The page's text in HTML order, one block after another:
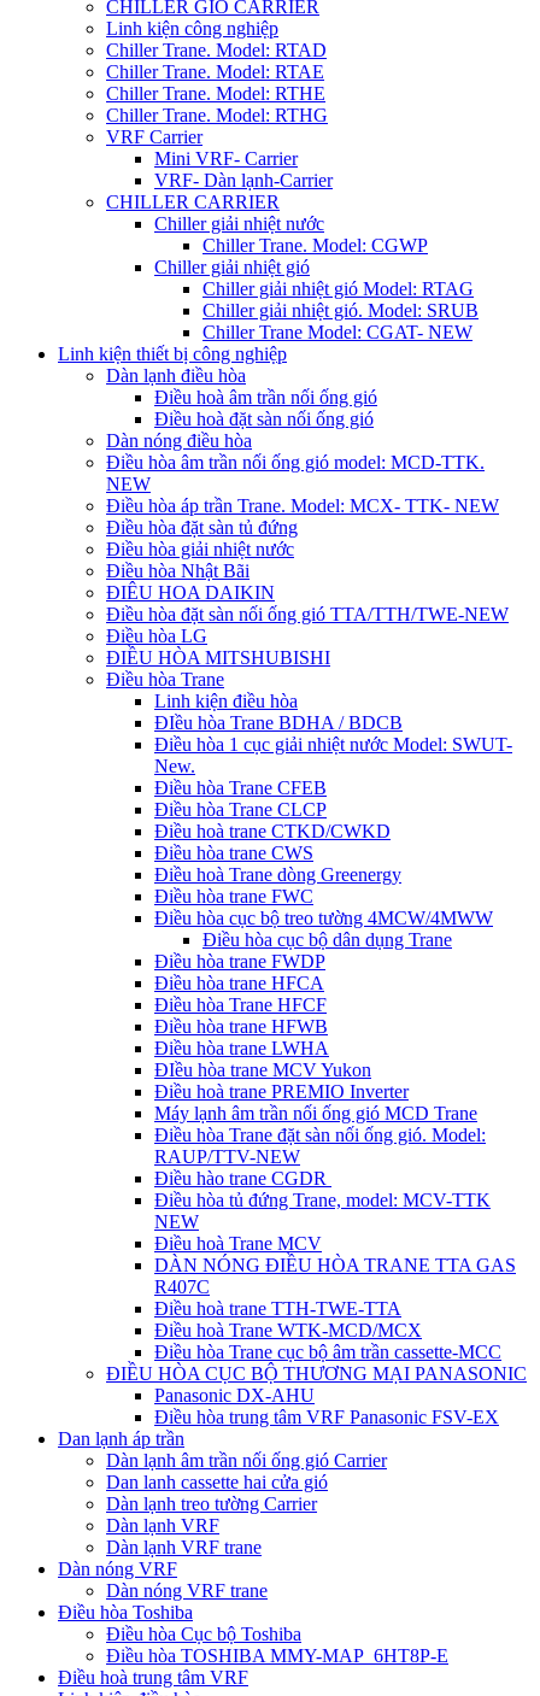
CHILLER GIÓ CARRIER
Linh kiện công nghiệp
Chiller Trane. Model: RTAD
Chiller Trane. Model: RTAE
Chiller Trane. Model: RTHE
Chiller Trane. Model: RTHG
VRF Carrier
Mini VRF- Carrier
VRF- Dàn lạnh-Carrier
CHILLER CARRIER
Chiller giải nhiệt nước
Chiller Trane. Model: CGWP
Chiller giải nhiệt gió
Chiller giải nhiệt gió Model: RTAG
Chiller giải nhiệt gió. Model: SRUB
Chiller Trane Model: CGAT- NEW
Linh kiện thiết bị công nghiệp
Dàn lạnh điều hòa
Điều hoà âm trần nối ống gió
Điều hoà đặt sàn nối ống gió
Dàn nóng điều hòa
Điều hòa âm trần nối ống gió model: MCD-TTK.
NEW
Điều hòa áp trần Trane. Model: MCX- TTK- NEW
Điều hòa đặt sàn tủ đứng
Điều hòa giải nhiệt nước
Điều hòa Nhật Bãi
ĐIÊU HOA DAIKIN
Điều hòa đặt sàn nối ống gió TTA/TTH/TWE-NEW
Điều hòa LG
ĐIỀU HÒA MITSHUBISHI
Điều hòa Trane
Linh kiện điều hòa
ĐIều hòa Trane BDHA / BDCB
Điều hòa 1 cục giải nhiệt nước Model: SWUT-
New.
Điều hòa Trane CFEB
Điều hòa Trane CLCP
Điều hoà trane CTKD/CWKD
Điều hòa trane CWS
Điều hoà Trane dòng Greenergy
Điều hòa trane FWC
Điều hòa cục bộ treo tường 4MCW/4MWW
Điều hòa cục bộ dân dụng Trane
Điều hòa trane FWDP
Điều hòa trane HFCA
Điều hòa Trane HFCF
Điều hòa trane HFWB
Điều hòa trane LWHA
ĐIều hòa trane MCV Yukon
Điều hoà trane PREMIO Inverter
Máy lạnh âm trần nối ống gió MCD Trane
Điều hòa Trane đặt sàn nối ống gió. Model:
RAUP/TTV-NEW
Điều hào trane CGDR
Điều hòa tủ đứng Trane, model: MCV-TTK
NEW
Điều hoà Trane MCV
DÀN NÓNG ĐIỀU HÒA TRANE TTA GAS
R407C
Điều hoà trane TTH-TWE-TTA
Điều hoà Trane WTK-MCD/MCX
Điều hòa Trane cục bộ âm trần cassette-MCC
ĐIỀU HÒA CỤC BỘ THƯƠNG MẠI PANASONIC
Panasonic DX-AHU
Điều hòa trung tâm VRF Panasonic FSV-EX
Dan lạnh áp trần
Dàn lạnh âm trần nối ống gió Carrier
Dan lanh cassette hai cửa gió
Dàn lạnh treo tường Carrier
Dàn lạnh VRF
Dàn lạnh VRF trane
Dàn nóng VRF
Dàn nóng VRF trane
Điều hòa Toshiba
Điều hòa Cục bộ Toshiba
Điều hòa TOSHIBA MMY-MAP_6HT8P-E
Điều hoà trung tâm VRF